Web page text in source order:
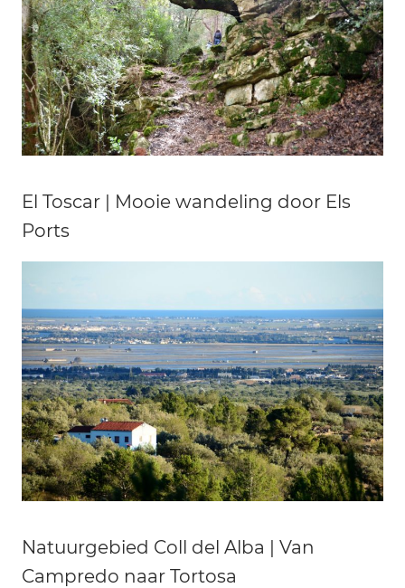
El Toscar | Mooie wandeling door Els
Ports
Natuurgebied Coll del Alba | Van
Campredo naar Tortosa